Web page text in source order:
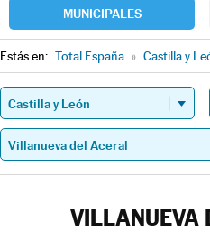
MUNICIPALES
Estás en: Total España » Castilla y
VILLANUEVA